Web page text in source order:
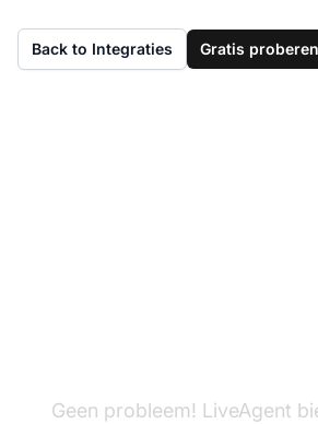
Back to Integraties Gratis proberen
Geen probleem! LiveAgent